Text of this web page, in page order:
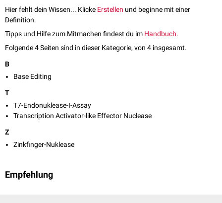
Hier fehlt dein Wissen... Klicke Erstellen und beginne mit einer
Definition.
Tipps und Hilfe zum Mitmachen findest du im Handbuch.
Folgende 4 Seiten sind in dieser Kategorie, von 4 insgesamt.
B
Base Editing
T
T7-Endonuklease-I-Assay
Transcription Activator-like Effector Nuclease
Z
Zinkfinger-Nuklease
Empfehlung